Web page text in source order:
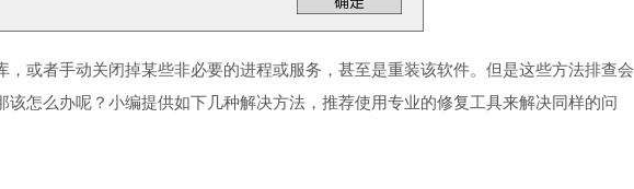
或者手动关闭掉某些非必要的进程或服务，甚至是重装该软件。但是这些方法排查会
怎么办呢？小编提供如下几种解决方法，推荐使用专业的修复工具来解决同样的问